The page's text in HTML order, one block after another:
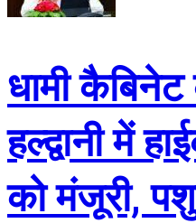
धामी
हल्द्वानी में
को मंजूरी,